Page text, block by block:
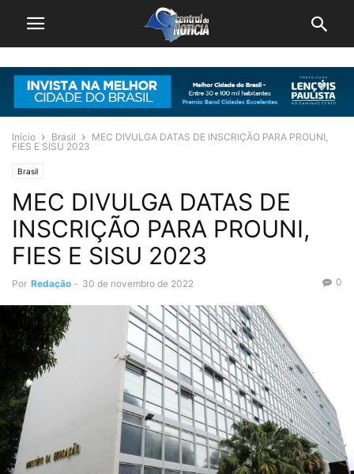
Início Brasil
MEC DIVULGA DATAS DE INSCRIÇÃO PARA PROUNI,
FIES E SISU 2023
Brasil
MEC DIVULGA DATAS DE
INSCRIÇÃO PARA PROUNI,
FIES E SISU 2023
Por Redação - 30 de novembro de 2022 0